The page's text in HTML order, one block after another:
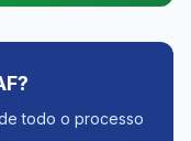
todo o processo